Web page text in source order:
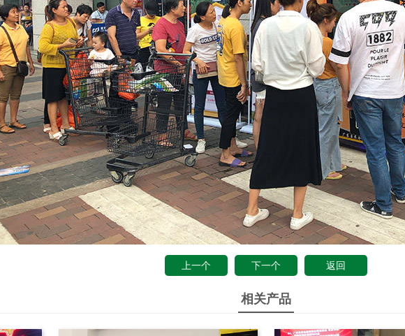
上一个 下一个 返回
相关产品